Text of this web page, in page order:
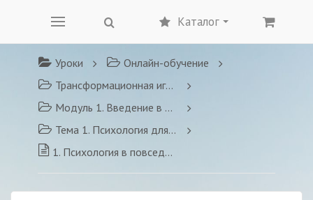
Каталог
Уроки
Онлайн-обучение
Трансформационная игра «Властелин перемен»
Модуль 1. Введение в игропрактику
Тема 1. Психология для игропрактика
1. Психология в повседневной жизни